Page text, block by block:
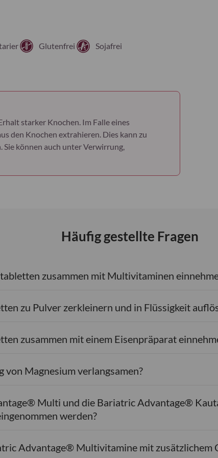
Glutenfrei
Sojafrei
starker Knochen. Im Falle eines
den Knochen extrahieren. Dies kann zu
können auch unter Verwirrung,
Häufig gestellte Fragen
zusammen mit Multivitaminen
zu Pulver zerkleinern und in Flüssigkeit
zusammen mit einem Eisenpräparat
von Magnesium verlangsamen?
Multi und die Bariatric Advantage®
werden?
Advantage® Multivitamine mit zusätzlichem